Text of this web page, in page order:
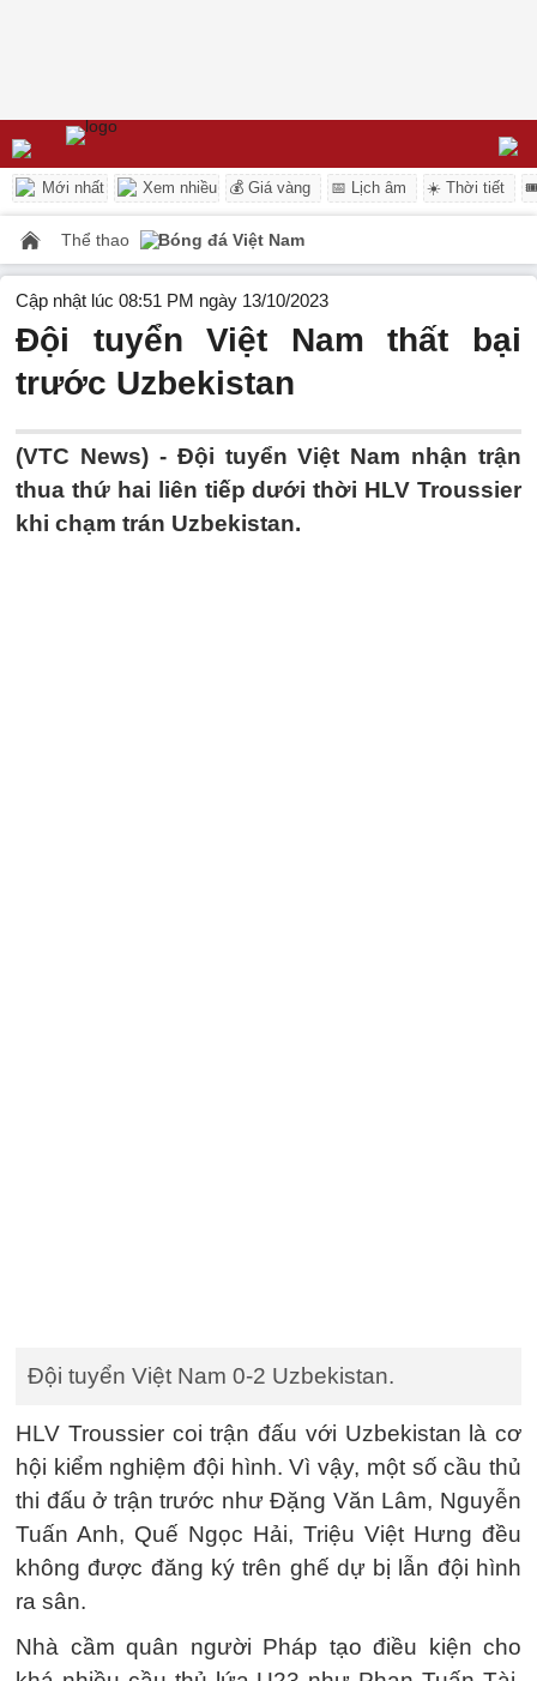
Mới nhất Xem nhiều 💰 Giá vàng 📅 Lịch âm ☀️ Thời tiết
Thể thao Bóng đá Việt Nam
Cập nhật lúc 08:51 PM ngày 13/10/2023
Đội tuyển Việt Nam thất bại
trước Uzbekistan
(VTC News) - Đội tuyển Việt Nam nhận trận
thua thứ hai liên tiếp dưới thời HLV Troussier
khi chạm trán Uzbekistan.
Đội tuyển Việt Nam 0-2 Uzbekistan.
HLV Troussier coi trận đấu với Uzbekistan là cơ
hội kiểm nghiệm đội hình. Vì vậy, một số cầu thủ
thi đấu ở trận trước như Đặng Văn Lâm, Nguyễn
Tuấn Anh, Quế Ngọc Hải, Triệu Việt Hưng đều
không được đăng ký trên ghế dự bị lẫn đội hình
ra sân.
Nhà cầm quân người Pháp tạo điều kiện cho